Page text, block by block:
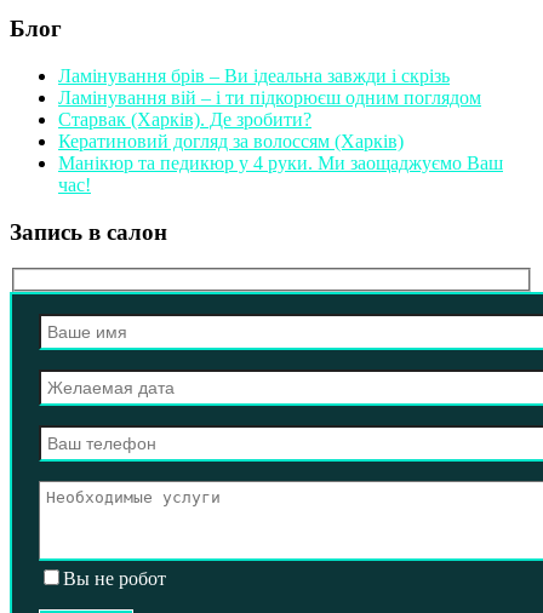
Блог
Ламінування брів – Ви ідеальна завжди і скрізь
Ламінування вій – і ти підкорюєш одним поглядом
Старвак (Харків). Де зробити?
Кератиновий догляд за волоссям (Харків)
Манікюр та педикюр у 4 руки. Ми заощаджуємо Ваш
час!
Запись в салон
Вы не робот